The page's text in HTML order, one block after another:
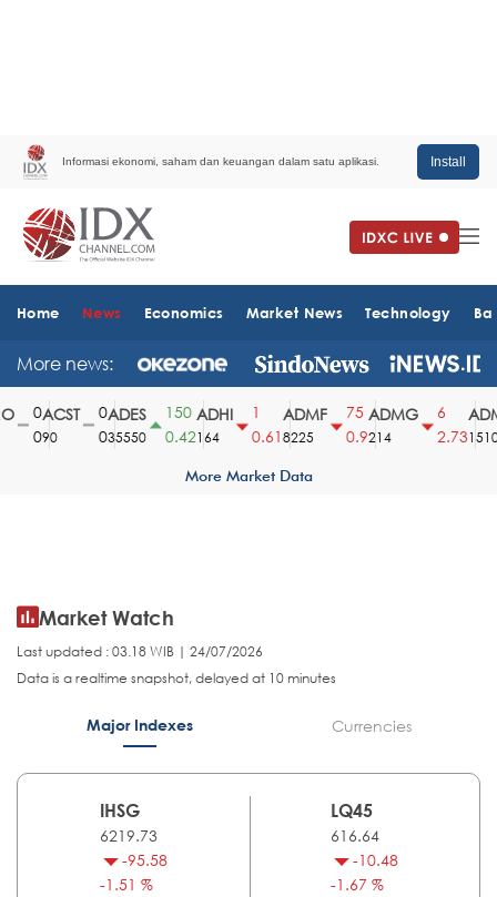
Informasi ekonomi, saham dan keuangan dalam satu aplikasi. Install
Home News Economics Market News Technology
More news:
ACST
90
ADES
35550
150
0.42
ADHI
164
0.61
ADMF
8225
75
0.9
ADMG
214
2.731510
More Market Data
Market Watch
Last updated : 03.18 WIB | 24/07/2026
Data is a realtime snapshot, delayed at 10 minutes
Major Indexes Currencies
IHSG
6219.73
-95.58
-1.51 %
LQ45
616.64
-10.48
-1.67 %